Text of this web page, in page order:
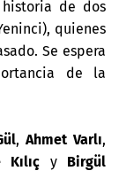
de dos
quienes
Se espera
de la
,Ahmet Varlı,
Kılıç y Birgül